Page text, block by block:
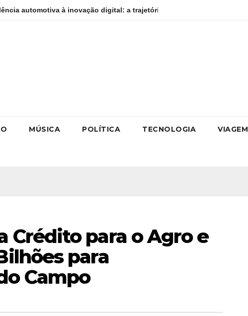
inovação digital: a trajetória internacional da empresária Adriene Silva
MÚSICA POLÍTICA TECNOLOGIA VIAGEM
Crédito para o Agro e
para
Campo